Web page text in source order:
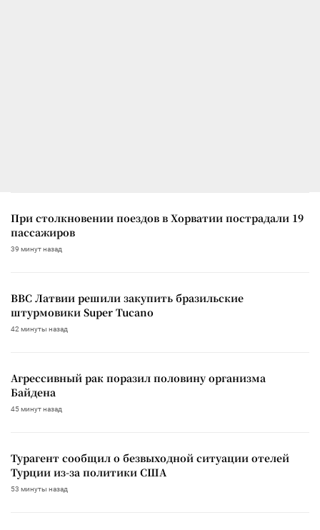
При столкновении поездов в Хорватии пострадали 19
пассажиров
39 минут назад
ВВС Латвии решили закупить бразильские
штурмовики Super Tucano
42 минуты назад
Агрессивный рак поразил половину организма
Байдена
45 минут назад
Турагент сообщил о безвыходной ситуации отелей
Турции из-за политики США
53 минуты назад